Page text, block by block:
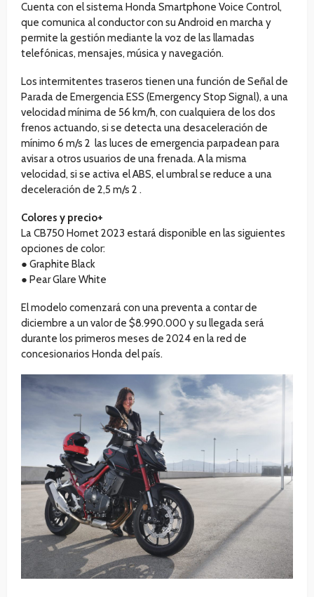
Cuenta con el sistema Honda Smartphone Voice Control,
que comunica al conductor con su Android en marcha y
permite la gestión mediante la voz de las llamadas
telefónicas, mensajes, música y navegación.
Los intermitentes traseros tienen una función de Señal de
Parada de Emergencia ESS (Emergency Stop Signal), a una
velocidad mínima de 56 km/h, con cualquiera de los dos
frenos actuando, si se detecta una desaceleración de
mínimo 6 m/s 2 las luces de emergencia parpadean para
avisar a otros usuarios de una frenada. A la misma
velocidad, si se activa el ABS, el umbral se reduce a una
deceleración de 2,5 m/s 2 .
Colores y precio+
La CB750 Hornet 2023 estará disponible en las siguientes
opciones de color:
● Graphite Black
● Pear Glare White
El modelo comenzará con una preventa a contar de
diciembre a un valor de $8.990.000 y su llegada será
durante los primeros meses de 2024 en la red de
concesionarios Honda del país.